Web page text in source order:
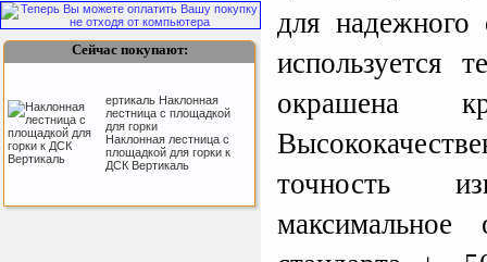
для надежного
используется
окрашена
точность
Сейчас покупают:
батутам Triumph Nord
Чемпион диаметром 244,
ертикаль Наклонная
лестница с площадкой
для горки
Наклонная лестница с
площадкой для горки к
ДСК Вертикаль